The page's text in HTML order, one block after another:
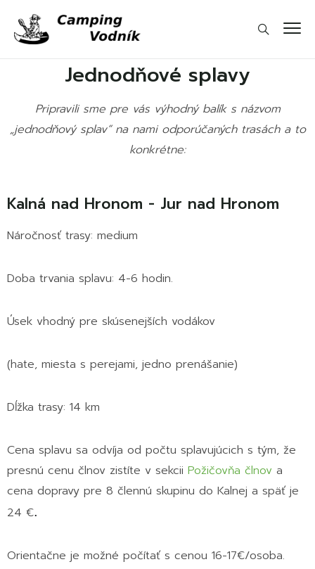
Jednodňové splavy
Pripravili sme pre vás výhodný balík s názvom
„jednodňový splav“ na nami odporúčaných trasách a to
konkrétne:
Kalná nad Hronom - Jur nad Hronom
Náročnosť trasy: medium
Doba trvania splavu: 4-6 hodin.
Úsek vhodný pre skúsenejších vodákov
(hate, miesta s perejami, jedno prenášanie)
Dĺžka trasy: 14 km
Cena splavu sa odvíja od počtu splavujúcich s tým, že
presnú cenu člnov zistíte v sekcii Požičovňa člnov a
cena dopravy pre 8 člennú skupinu do Kalnej a späť je
24 €.
Orientačne je možné počítať s cenou 16-17€/osoba.